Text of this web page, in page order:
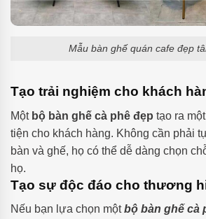
Mẫu bàn ghế quán cafe đẹp
Tạo trải nghiệm cho khách
Một bộ bàn ghế cà phê đẹp tạo ra
tiện cho khách hàng. Không cần phải
bàn và ghế, họ có thể dễ dàng chọn
họ.
Tạo sự độc đáo cho thương
Nếu bạn lựa chọn mộtbộ bàn ghế cà